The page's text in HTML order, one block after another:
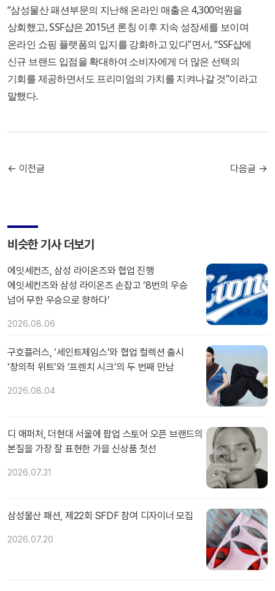
“삼성물산 패션부문의 지난해 온라인 매출은 4,300억원을
상회했고, SSF샵은 2015년 론칭 이후 지속 성장세를 보이며
온라인 쇼핑 플랫폼의 입지를 강화하고 있다”면서, “SSF샵에
신규 브랜드 입점을 확대하여 소비자에게 더 많은 선택의
기회를 제공하면서도 프리미엄의 가치를 지켜나갈 것”이라고
말했다.
← 이전글 다음글 →
비슷한 기사 더보기
에잇세컨즈, 삼성 라이온즈와 협업 진행
에잇세컨즈와 삼성 라이온즈 손잡고 ‘8번의 우승
넘어 무한 우승으로 향하다’
2026.08.06
구호플러스, ‘세인트제임스’와 협업 컬렉션 출시
‘창의적 위트’와 ‘프렌치 시크’의 두 번째 만남
2026.08.04
디 애퍼처, 더현대 서울에 팝업 스토어 오픈 브랜드의
본질을 가장 잘 표현한 가을 신상품 첫선
2026.07.31
삼성물산 패션, 제22회 SFDF 참여 디자이너 모집
2026.07.20